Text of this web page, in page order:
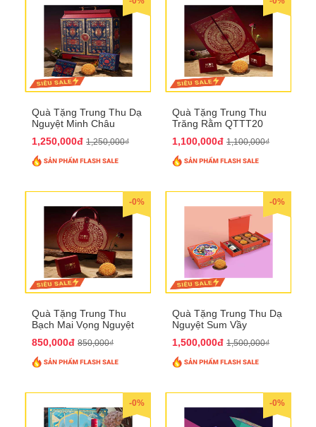
Quà Tặng Trung Thu Dạ
Nguyệt Minh Châu
1,250,000đ 1,250,000₫
Quà Tặng Trung Thu
Trăng Rằm QTTT20
1,100,000đ 1,100,000₫
-0%
Quà Tặng Trung Thu
Bạch Mai Vọng Nguyệt
850,000đ 850,000₫
-0%
Quà Tặng Trung Thu Dạ
Nguyệt Sum Vầy
1,500,000đ 1,500,000₫
-0% -0%